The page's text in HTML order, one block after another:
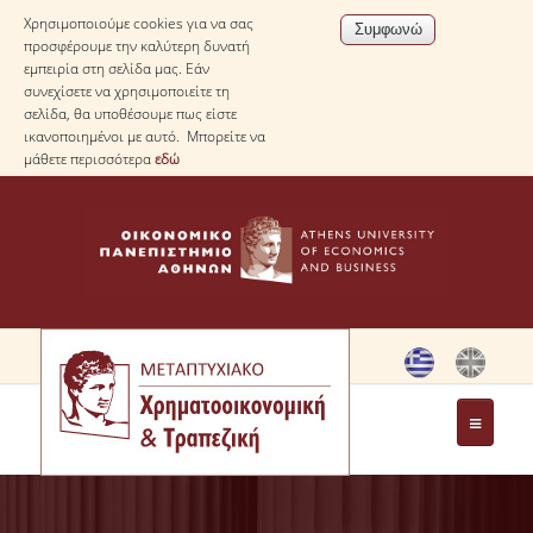
Χρησιμοποιούμε cookies για να σας
προσφέρουμε την καλύτερη δυνατή
εμπειρία στη σελίδα μας. Εάν
συνεχίσετε να χρησιμοποιείτε τη
σελίδα, θα υποθέσουμε πως είστε
ικανοποιημένοι με αυτό. Μπορείτε να
μάθετε περισσότεραεδώ
ΤΟ ΠΡΟΓΡΑΜΜΑ